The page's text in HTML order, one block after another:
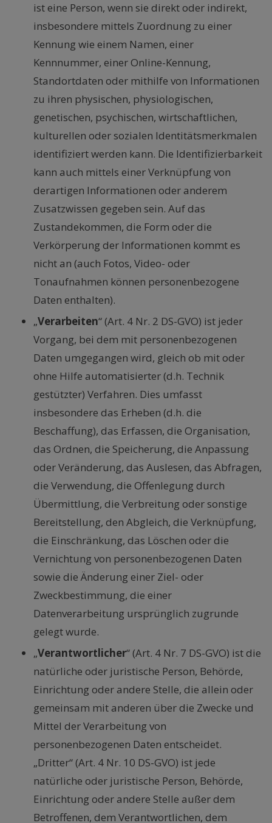
ist eine Person, wenn sie direkt oder indirekt,
insbesondere mittels Zuordnung zu einer
Kennung wie einem Namen, einer
Kennnummer, einer Online-Kennung,
Standortdaten oder mithilfe von Informationen
zu ihren physischen, physiologischen,
genetischen, psychischen, wirtschaftlichen,
kulturellen oder sozialen Identitätsmerkmalen
identifiziert werden kann. Die Identifizierbarkeit
kann auch mittels einer Verknüpfung von
derartigen Informationen oder anderem
Zusatzwissen gegeben sein. Auf das
Zustandekommen, die Form oder die
Verkörperung der Informationen kommt es
nicht an (auch Fotos, Video- oder
Tonaufnahmen können personenbezogene
Daten enthalten).
„Verarbeiten“ (Art. 4 Nr. 2 DS-GVO) ist jeder
Vorgang, bei dem mit personenbezogenen
Daten umgegangen wird, gleich ob mit oder
ohne Hilfe automatisierter (d.h. Technik
gestützter) Verfahren. Dies umfasst
insbesondere das Erheben (d.h. die
Beschaffung), das Erfassen, die Organisation,
das Ordnen, die Speicherung, die Anpassung
oder Veränderung, das Auslesen, das Abfragen,
die Verwendung, die Offenlegung durch
Übermittlung, die Verbreitung oder sonstige
Bereitstellung, den Abgleich, die Verknüpfung,
die Einschränkung, das Löschen oder die
Vernichtung von personenbezogenen Daten
sowie die Änderung einer Ziel- oder
Zweckbestimmung, die einer
Datenverarbeitung ursprünglich zugrunde
gelegt wurde.
„Verantwortlicher“ (Art. 4 Nr. 7 DS-GVO) ist die
natürliche oder juristische Person, Behörde,
Einrichtung oder andere Stelle, die allein oder
gemeinsam mit anderen über die Zwecke und
Mittel der Verarbeitung von
personenbezogenen Daten entscheidet.
„Dritter“ (Art. 4 Nr. 10 DS-GVO) ist jede
natürliche oder juristische Person, Behörde,
Einrichtung oder andere Stelle außer dem
Betroffenen, dem Verantwortlichen, dem